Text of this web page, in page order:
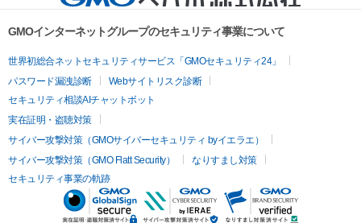
GMOインターネットグループのセキュリティ事業について
世界初総合ネットセキュリティサービス「GMOセキュリティ24」
パスワード漏洩診断
Webサイトリスク診断
セキュリティ相談AIチャットボット
実在証明・盗聴対策
サイバー攻撃対策（GMOサイバーセキュリティ byイエラエ）
サイバー攻撃対策（GMO Flatt Security）
なりすまし対策
セキュリティ事業の軌跡